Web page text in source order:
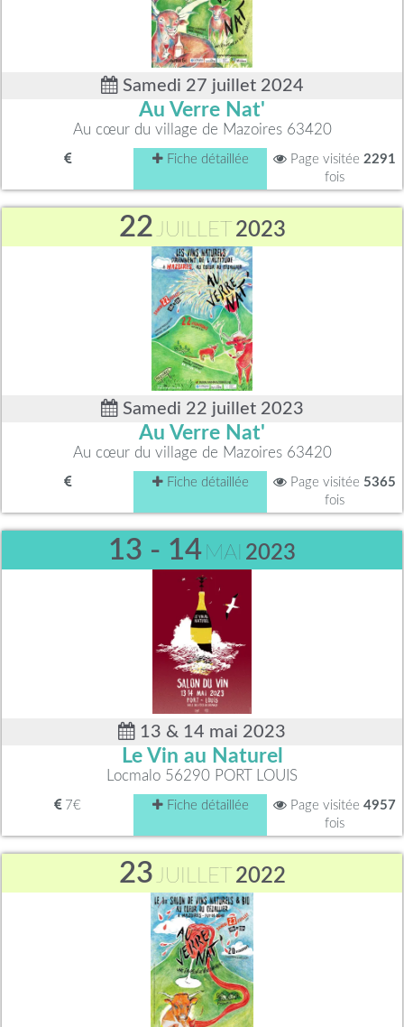
Samedi 27 juillet 2024
Au Verre Nat'
Au cœur du village de Mazoires 63420
Fiche détaillée Page visitée 2291
fois
22JUILLET 2023
Samedi 22 juillet 2023
Au Verre Nat'
Au cœur du village de Mazoires 63420
Fiche détaillée Page visitée 5365
fois
13 - 14 MAI 2023
13 & 14 mai 2023
Le Vin au Naturel
Locmalo 56290 PORT LOUIS
7€ Fiche détaillée Page visitée 4957
fois
23JUILLET 2022